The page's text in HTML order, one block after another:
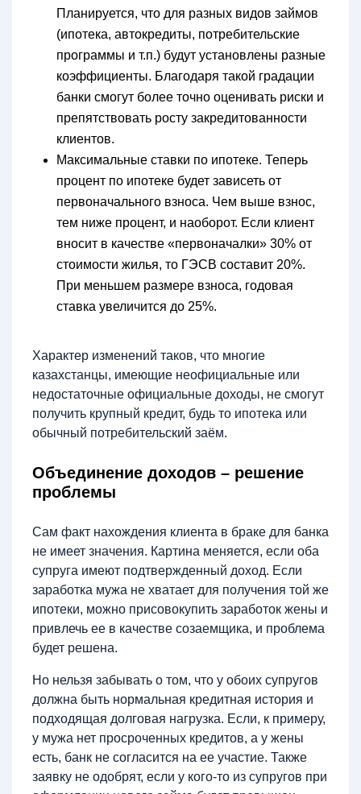
Планируется, что для разных видов займов
(ипотека, автокредиты, потребительские
программы и т.п.) будут установлены разные
коэффициенты. Благодаря такой градации
банки смогут более точно оценивать риски и
препятствовать росту закредитованности
клиентов.
Максимальные ставки по ипотеке. Теперь
процент по ипотеке будет зависеть от
первоначального взноса. Чем выше взнос,
тем ниже процент, и наоборот. Если клиент
вносит в качестве «первоначалки» 30% от
стоимости жилья, то ГЭСВ составит 20%.
При меньшем размере взноса, годовая
ставка увеличится до 25%.
Характер изменений таков, что многие
казахстанцы, имеющие неофициальные или
недостаточные официальные доходы, не смогут
получить крупный кредит, будь то ипотека или
обычный потребительский заём.
Объединение доходов – решение
проблемы
Сам факт нахождения клиента в браке для банка
не имеет значения. Картина меняется, если оба
супруга имеют подтвержденный доход. Если
заработка мужа не хватает для получения той же
ипотеки, можно присовокупить заработок жены и
привлечь ее в качестве созаемщика, и проблема
будет решена.
Но нельзя забывать о том, что у обоих супругов
должна быть нормальная кредитная история и
подходящая долговая нагрузка. Если, к примеру,
у мужа нет просроченных кредитов, а у жены
есть, банк не согласится на ее участие. Также
заявку не одобрят, если у кого-то из супругов при